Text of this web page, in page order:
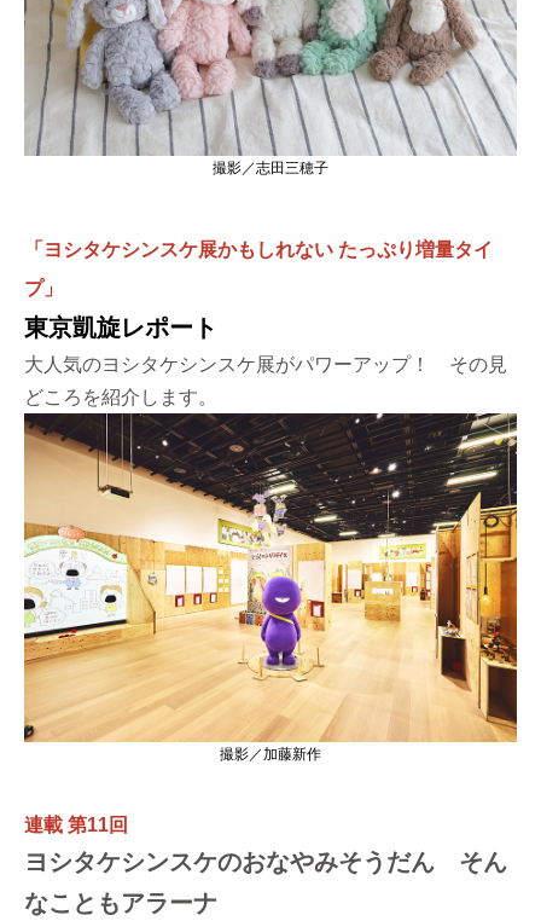
撮影／志田三穂子
「ヨシタケシンスケ展かもしれない たっぷり増量タイ
プ」
東京凱旋レポート
大人気のヨシタケシンスケ展がパワーアップ！ その見
どころを紹介します。
撮影／加藤新作
連載 第11回
ヨシタケシンスケのおなやみそうだん そん
なこともアラーナ